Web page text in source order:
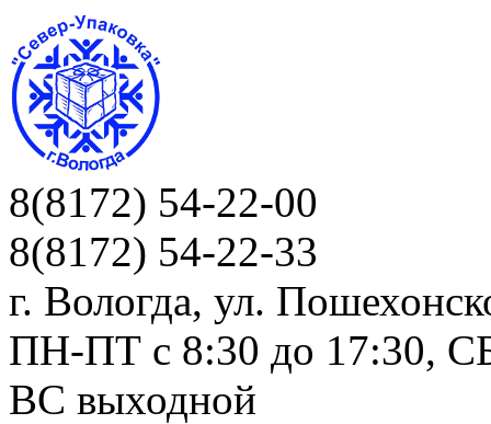
8(8172) 54-22-00
8(8172) 54-22-33
г. Вологда, ул.
ПН-ПТ c 8:30 до 17:30,
ВС выходной